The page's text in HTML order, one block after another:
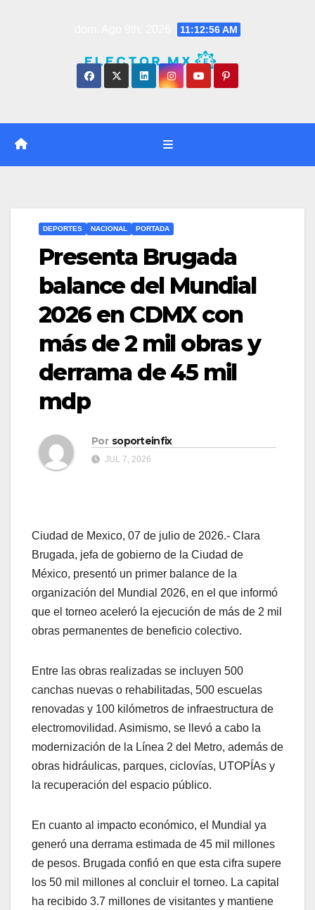
11:12:57 AM
DEPORTES NACIONAL PORTADA
Presenta Brugada
balance del Mundial
2026 en CDMX con
más de 2 mil obras y
derrama de 45 mil
mdp
Por soporteinfix
JUL 7, 2026
Ciudad de Mexico, 07 de julio de 2026.- Clara
Brugada, jefa de gobierno de la Ciudad de
México, presentó un primer balance de la
organización del Mundial 2026, en el que informó
que el torneo aceleró la ejecución de más de 2 mil
obras permanentes de beneficio colectivo.
Entre las obras realizadas se incluyen 500
canchas nuevas o rehabilitadas, 500 escuelas
renovadas y 100 kilómetros de infraestructura de
electromovilidad. Asimismo, se llevó a cabo la
modernización de la Línea 2 del Metro, además de
obras hidráulicas, parques, ciclovías, UTOPÍAs y
la recuperación del espacio público.
En cuanto al impacto económico, el Mundial ya
generó una derrama estimada de 45 mil millones
de pesos. Brugada confió en que esta cifra supere
los 50 mil millones al concluir el torneo. La capital
ha recibido 3.7 millones de visitantes y mantiene